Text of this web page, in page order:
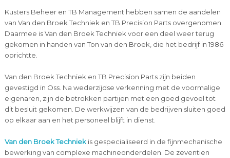
Kusters Beheer en TB Management hebben samen de aandelen
van Van den Broek Techniek en TB Precision Parts overgenomen.
Daarmee is Van den Broek Techniek voor een deel weer terug
gekomen in handen van Ton van den Broek, die het bedrijf in 1986
oprichtte.
Van den Broek Techniek en TB Precision Parts zijn beiden
gevestigd in Oss. Na wederzijdse verkenning met de voormalige
eigenaren, zijn de betrokken partijen met een goed gevoel tot
dit besluit gekomen. De werkwijzen van de bedrijven sluiten goed
op elkaar aan en het personeel blijft in dienst.
Van den Broek Techniekis gespecialiseerd in de fijnmechanische
bewerking van complexe machineonderdelen. De zeventien